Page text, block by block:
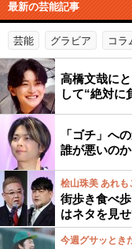
最新の芸能記事
芸能 グラビア コラ
高橋文哉に
して“絶対に
「ゴチ」へ
誰が悪いの
桧山珠美 あれも
街歩き食べ
はネタを見
今週グサッとき